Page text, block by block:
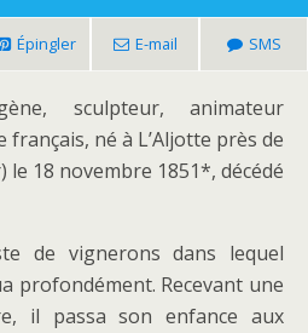
Épingler E-mail SMS
sculpteur, animateur
né à L’Aljotte près de
18 novembre 1851*, décédé
de vignerons dans lequel
profondément. Recevant une
il passa son enfance aux